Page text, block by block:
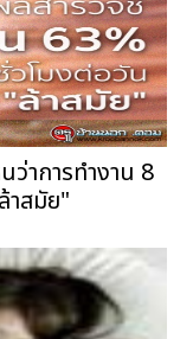
ว่าการทำงาน 8
าสมัย"